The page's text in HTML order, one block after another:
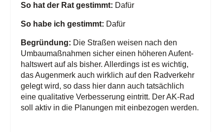
So hat der Rat gestimmt: Dafür
So habe ich gestimmt: Dafür
Begrün­dung: Die Stra­ßen wei­sen nach den
Umbau­maß­nah­men sicher einen höhe­ren Auf­ent­
halts­wert auf als bis­her. Aller­dings ist es wich­tig,
das Augen­merk auch wirk­lich auf den Rad­ver­kehr
gelegt wird, so dass hier dann auch tat­säch­lich
eine qua­li­ta­ti­ve Ver­bes­se­rung ein­tritt. Der AK-Rad
soll aktiv in die Pla­nun­gen mit ein­be­zo­gen werden.